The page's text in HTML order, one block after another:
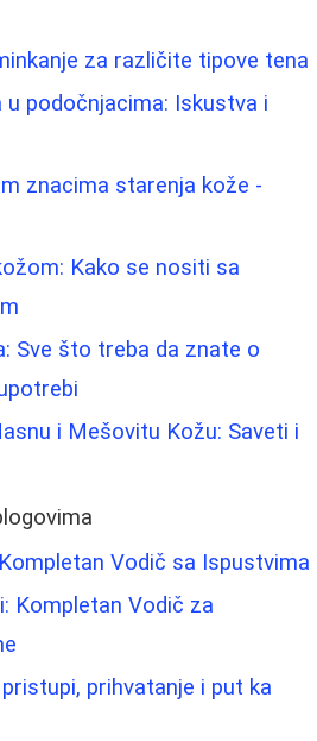
za različite tipove tena
podočnjacima: Iskustva i
znacima starenja kože -
Kako se nositi sa
Sve što treba da znate o
i Mešovitu Kožu: Saveti i
Vodič sa Ispustvima
Kompletan Vodič za
prihvatanje i put ka